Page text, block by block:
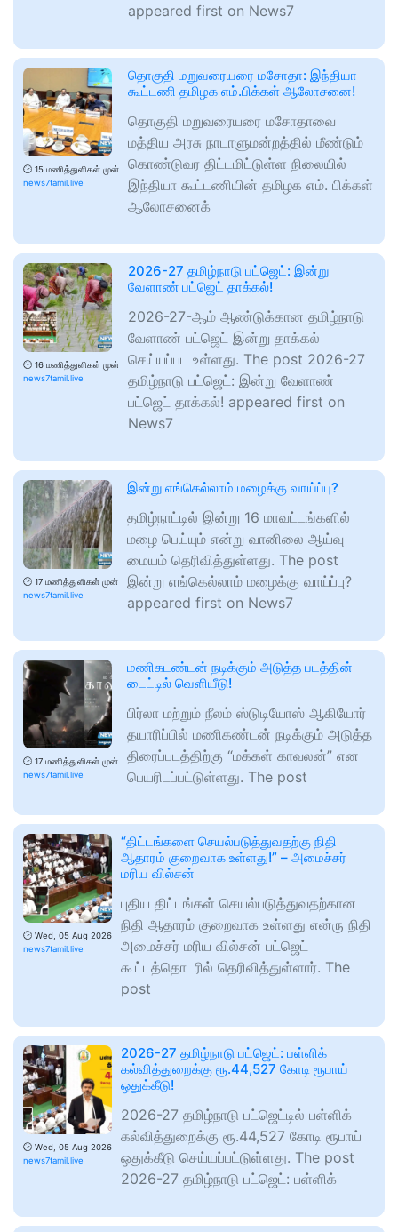
appeared first on News7
🕑 15 மணித்துளிகள் முன்
news7tamil.live
தொகுதி மறுவரையரை மசோதா: இந்தியா
கூட்டணி தமிழக எம்.பிக்கள் ஆலோசனை!
தொகுதி மறுவரையரை மசோதாவை
மத்திய அரசு நாடாளுமன்றத்தில் மீண்டும்
கொண்டுவர திட்டமிட்டுள்ள நிலையில்
இந்தியா கூட்டணியின் தமிழக எம். பிக்கள்
ஆலோசனைக்
🕑 16 மணித்துளிகள் முன்
news7tamil.live
2026-27 தமிழ்நாடு பட்ஜெட்: இன்று
வேளாண் பட்ஜெட் தாக்கல்!
2026-27-ஆம் ஆண்டுக்கான தமிழ்நாடு
வேளாண் பட்ஜெட் இன்று தாக்கல்
செய்யப்பட உள்ளது. The post 2026-27
தமிழ்நாடு பட்ஜெட்: இன்று வேளாண்
பட்ஜெட் தாக்கல்! appeared first on
News7
🕑 17 மணித்துளிகள் முன்
news7tamil.live
இன்று எங்கெல்லாம் மழைக்கு வாய்ப்பு?
தமிழ்நாட்டில் இன்று 16 மாவட்டங்களில்
மழை பெய்யும் என்று வானிலை ஆய்வு
மையம் தெரிவித்துள்ளது. The post
இன்று எங்கெல்லாம் மழைக்கு வாய்ப்பு?
appeared first on News7
🕑 17 மணித்துளிகள் முன்
news7tamil.live
மணிகடண்டன் நடிக்கும் அடுத்த படத்தின்
டைட்டில் வெளியீடு!
பிர்லா மற்றும் நீலம் ஸ்டுடியோஸ் ஆகியோர்
தயாரிப்பில் மணிகண்டன் நடிக்கும் அடுத்த
திரைப்படத்திற்கு “மக்கள் காவலன்” என
பெயரிடப்பட்டுள்ளது. The post
🕑 Wed, 05 Aug 2026
news7tamil.live
“திட்டங்களை செயல்படுத்துவதற்கு நிதி
ஆதாரம் குறைவாக உள்ளது!” – அமைச்சர்
மரிய வில்சன்
புதிய திட்டங்கள் செயல்படுத்துவதற்கான
நிதி ஆதாரம் குறைவாக உள்ளது என்ரு நிதி
அமைச்சர் மரிய வில்சன் பட்ஜெட்
கூட்டத்தொடரில் தெரிவித்துள்ளார். The
post
🕑 Wed, 05 Aug 2026
news7tamil.live
2026-27 தமிழ்நாடு பட்ஜெட்: பள்ளிக்
கல்வித்துறைக்கு ரூ.44,527 கோடி ரூபாய்
ஒதுக்கீடு!
2026-27 தமிழ்நாடு பட்ஜெட்டில் பள்ளிக்
கல்வித்துறைக்கு ரூ.44,527 கோடி ரூபாய்
ஒதுக்கீடு செய்யப்பட்டுள்ளது. The post
2026-27 தமிழ்நாடு பட்ஜெட்: பள்ளிக்